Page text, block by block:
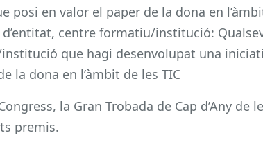
posi en valor el paper de la dona en
centre formatiu/institució:
que hagi desenvolupat una
la dona en l’àmbit de les TIC
la Gran Trobada de Cap d’Any de
premis.